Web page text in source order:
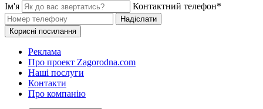
Ім'я Контактний телефон*
Надіслати
Корисні посилання
Реклама
Про проект Zagorodna.com
Наші послуги
Контакти
Про компанію